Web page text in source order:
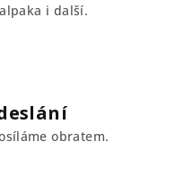
i další.
obratem.